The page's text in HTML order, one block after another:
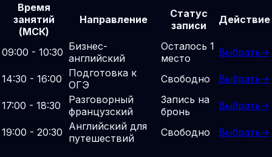
Время
занятий
(МСК)
Направление
Статус
записи
Действие
09:00 - 10:30 Бизнес-
английский
Осталось 1
место
Выбрать→
14:30 - 16:00
Подготовка к
ОГЭ
Свободно Выбрать→
17:00 - 18:30
Разговорный
французский
Запись на
бронь
Выбрать→
19:00 - 20:30 Английский для
путешествий
Свободно Выбрать→